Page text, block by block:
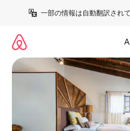
一部の情報は自動翻訳されて